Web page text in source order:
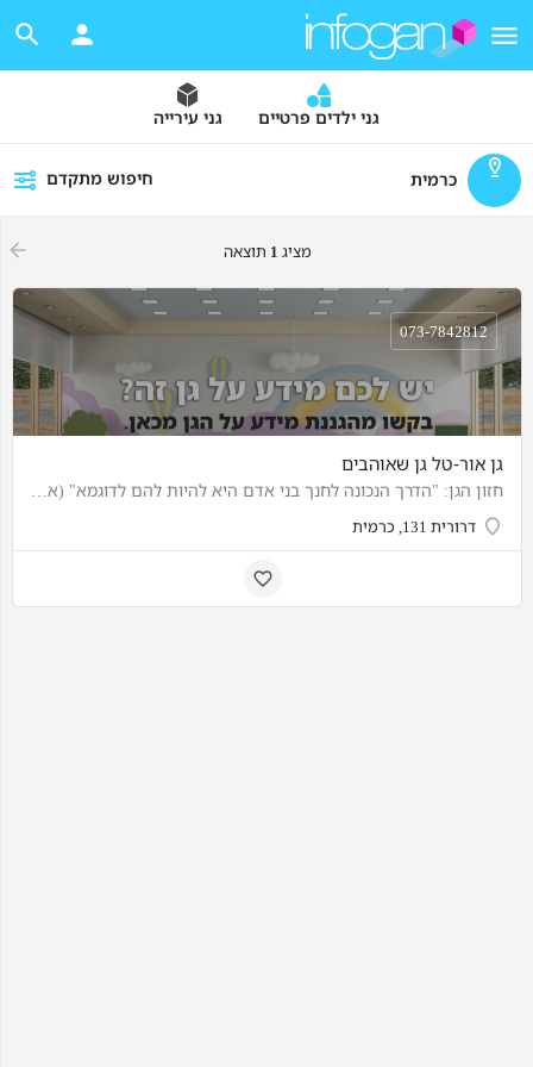
גני ילדים פרטיים גני עירייה
כרמית חיפוש מתקדם
מציג 1 תוצאה
גן אור-טל גן שאוהבים
חזון הגן: "הדרך הנכונה לחנך בני אדם היא להיות להם לדוגמא" (אלברט איינשטיין) גילאים: 3 חודשים עד 3 שנים
דרורית 131, כרמית
073-7842812